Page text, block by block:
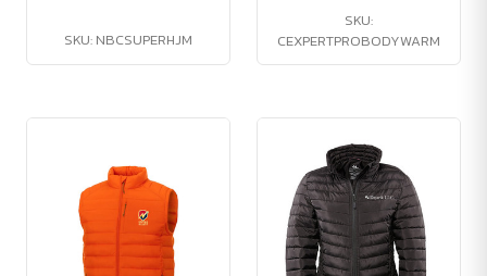
SKU: NBCSUPERHJM
SKU:
CEXPERTPROBODYWARM